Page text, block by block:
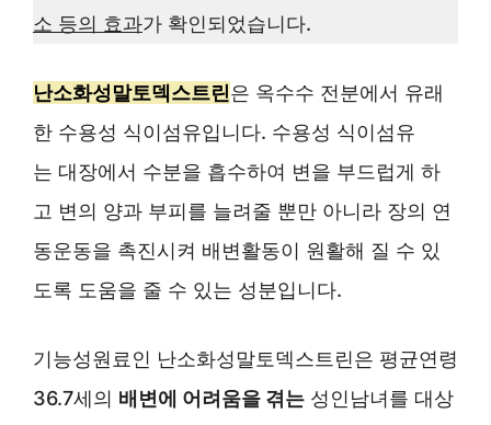
소 등의 효과가 확인되었습니다.
난소화성말토덱스트린은 옥수수 전분에서 유래
한 수용성 식이섬유입니다. 수용성 식이섬유
는 대장에서 수분을 흡수하여 변을 부드럽게 하
고 변의 양과 부피를 늘려줄 뿐만 아니라 장의 연
동운동을 촉진시켜 배변활동이 원활해 질 수 있
도록 도움을 줄 수 있는 성분입니다.
기능성원료인 난소화성말토덱스트린은 평균연령
36.7세의 배변에 어려움을 겪는 성인남녀를 대상